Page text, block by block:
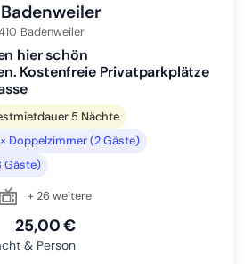
Badenweiler
hier schön
Kostenfreie Privatparkplätze
5 Nächte
Doppelzimmer (2 Gäste)
Gäste)
+ 26 weitere
25,00 €
& Person